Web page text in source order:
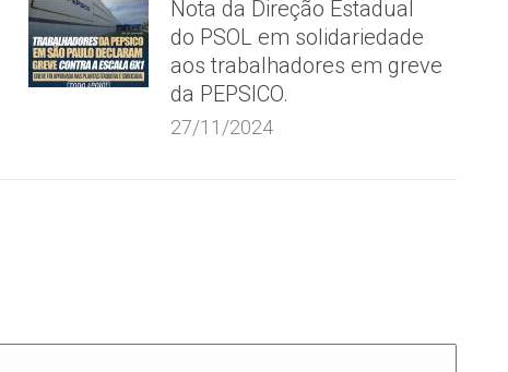
Nota da Direção Estadual
do PSOL em solidariedade
aos trabalhadores em greve
da PEPSICO.
27/11/2024